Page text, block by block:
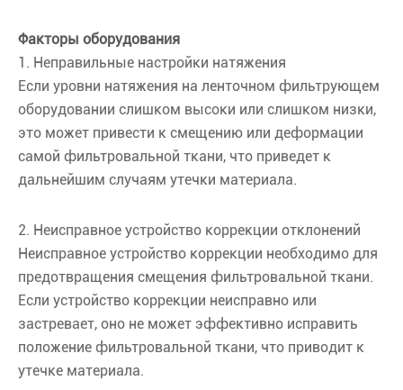
Факторы оборудования
1. Неправильные настройки натяжения
Если уровни натяжения на ленточном фильтрующем
оборудовании слишком высоки или слишком низки,
это может привести к смещению или деформации
самой фильтровальной ткани, что приведет к
дальнейшим случаям утечки материала.
2. Неисправное устройство коррекции отклонений
Неисправное устройство коррекции необходимо для
предотвращения смещения фильтровальной ткани.
Если устройство коррекции неисправно или
застревает, оно не может эффективно исправить
положение фильтровальной ткани, что приводит к
утечке материала.